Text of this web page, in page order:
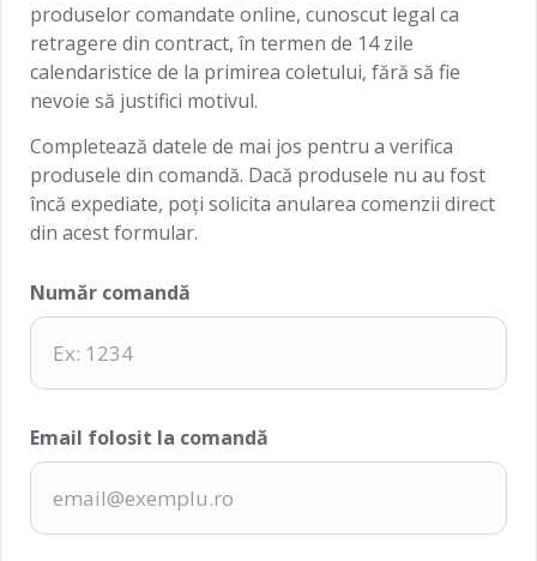
produselor comandate online, cunoscut legal ca
retragere din contract, în termen de 14 zile
calendaristice de la primirea coletului, fără să fie
nevoie să justifici motivul.
Completează datele de mai jos pentru a verifica
produsele din comandă. Dacă produsele nu au fost
încă expediate, poți solicita anularea comenzii direct
din acest formular.
Număr comandă
Email folosit la comandă